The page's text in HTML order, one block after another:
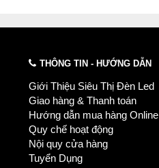
THÔNG TIN - HƯỚNG DẪN
Giới Thiệu Siêu Thị Đèn Led
Giao hàng & Thanh toán
Hướng dẫn mua hàng Online
Quy chế hoạt động
Nội quy cửa hàng
Tuyển Dụng